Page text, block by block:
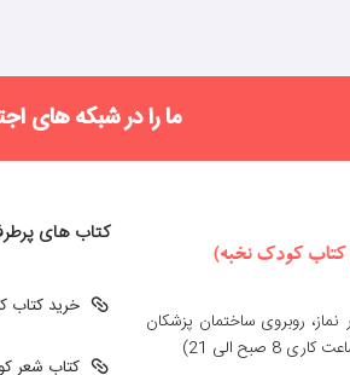
ما را در شبکه های
نماز، روبروی ساختمان پزشکان
8 صبح الی 21)
کتاب های
خرید کتاب
کتاب شعر